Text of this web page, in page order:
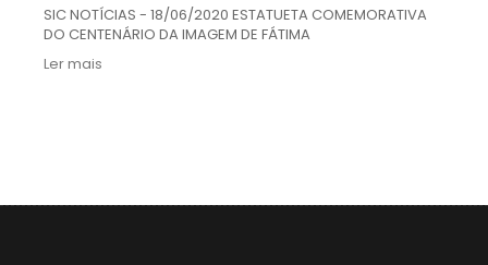
SIC NOTÍCIAS - 18/06/2020 ESTATUETA COMEMORATIVA
DO CENTENÁRIO DA IMAGEM DE FÁTIMA
Ler mais